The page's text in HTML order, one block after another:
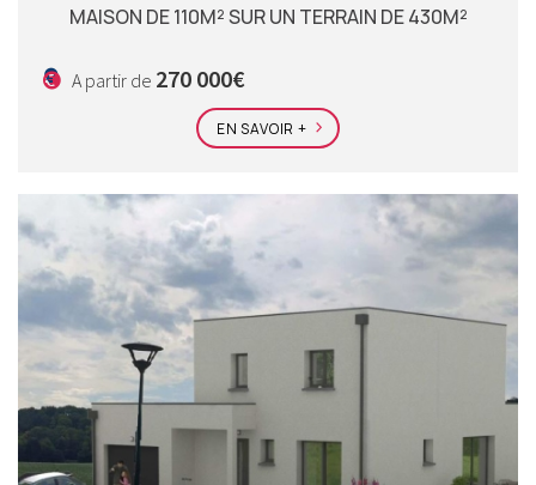
MAISON DE 110M² SUR UN TERRAIN DE 430M²
A partir de 270 000€
EN SAVOIR +